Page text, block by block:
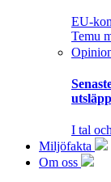
EU-
Temu
I tal
Miljöfakta
Om oss